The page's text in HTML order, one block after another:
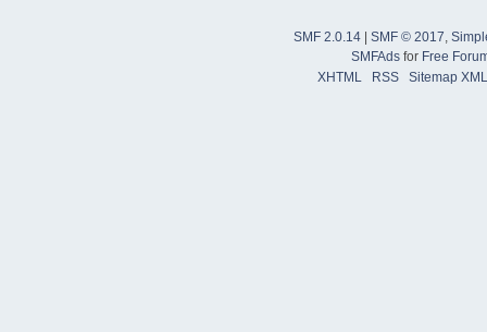
SMF 2.0.14 SMF © 2017,
SMFAdsfor Free
XHTML
RSS Sitemap XML